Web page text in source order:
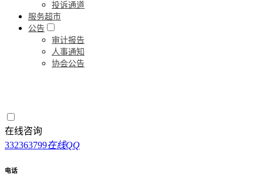
投诉通道
服务超市
公告
审计报告
人事通知
协会公告
在线咨询
332363799在线QQ
电话